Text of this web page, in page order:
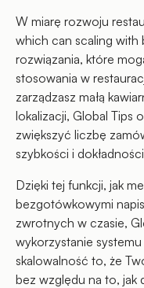
W miarę rozwoju
which can scaling with
rozwiązania, które
stosowania w
zarządzasz małą
lokalizacji, Global Tips
zwiększyć liczbę
szybkości i
Dzięki tej funkcji, jak
bezgotówkowymi
zwrotnych w czasie,
wykorzystanie
skalowalność to, że
bez względu na to, jak